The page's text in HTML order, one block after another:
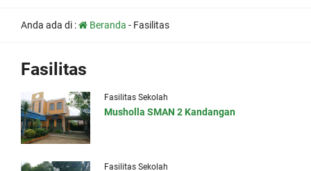
Anda ada di : Beranda - Fasilitas
Fasilitas
Fasilitas Sekolah
Musholla SMAN 2 Kandangan
Fasilitas Sekolah